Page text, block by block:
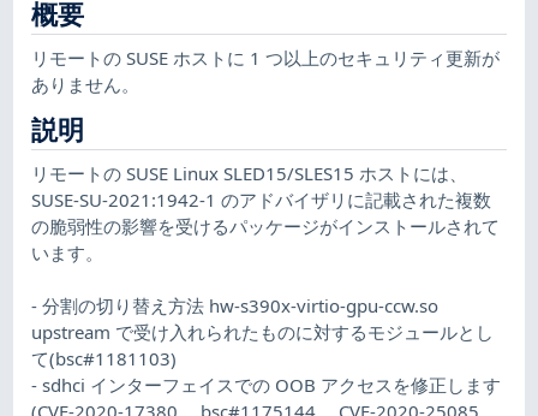
概要
リモートの SUSE ホストに 1 つ以上のセキュリティ更新が
ありません。
説明
リモートの SUSE Linux SLED15/SLES15 ホストには、
SUSE-SU-2021:1942-1 のアドバイザリに記載された複数
の脆弱性の影響を受けるパッケージがインストールされて
います。
- 分割の切り替え方法 hw-s390x-virtio-gpu-ccw.so
upstream で受け入れられたものに対するモジュールとし
て(bsc#1181103)
- sdhci インターフェイスでの OOB アクセスを修正します
(CVE-2020-17380、 bsc#1175144、 CVE-2020-25085、